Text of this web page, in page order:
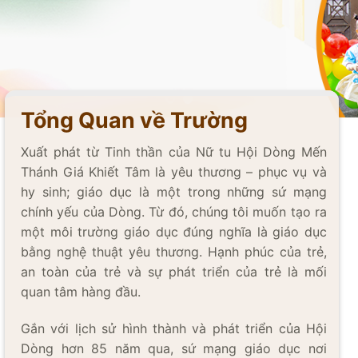
Tổng Quan về Trường
Xuất phát từ Tinh thần của Nữ tu Hội Dòng Mến
Thánh Giá Khiết Tâm là yêu thương – phục vụ và
hy sinh; giáo dục là một trong những sứ mạng
chính yếu của Dòng. Từ đó, chúng tôi muốn tạo ra
một môi trường giáo dục đúng nghĩa là giáo dục
bằng nghệ thuật yêu thương. Hạnh phúc của trẻ,
an toàn của trẻ và sự phát triển của trẻ là mối
quan tâm hàng đầu.
Gắn với lịch sử hình thành và phát triển của Hội
Dòng hơn 85 năm qua, sứ mạng giáo dục nơi